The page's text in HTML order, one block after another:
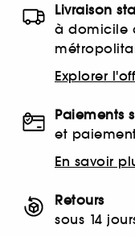
Livraison
à domicile
Explorer
Paiements
et
En savoir
Retours
sous 14